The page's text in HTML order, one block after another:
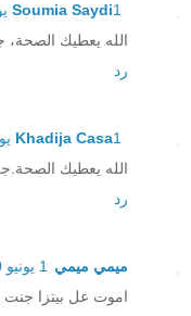
Soumia Saydi1 يونيو 2020 في 1:07 ص
الله يعطيك الصحة،
رد
Khadija Casa1 يونيو 2020 في 1:07 ص
الله يعطيك
رد
ميمي ميمي
1 يونيو 2020 في 1:07 ص
اموت عل بيتزا